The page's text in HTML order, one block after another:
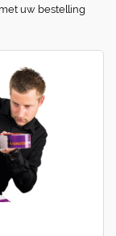
uw bestelling